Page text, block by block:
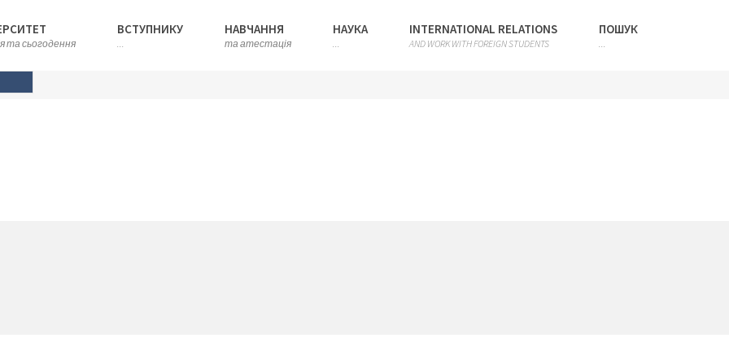
та сьогодення
ВСТУПНИКУ НАВЧАННЯ
та атестація
НАУКА INTERNATIONAL RELATIONS
AND WORK WITH FOREIGN STUDENTS
ПОШУК